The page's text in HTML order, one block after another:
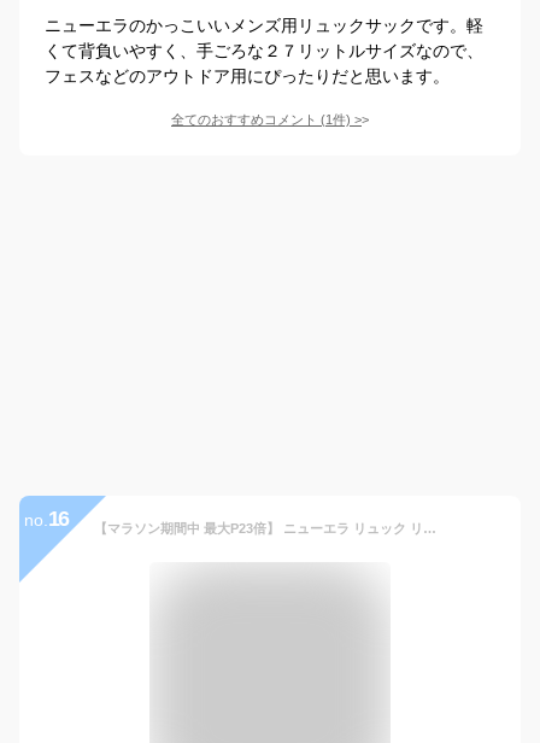
ニューエラのかっこいいメンズ用リュックサックです。軽
くて背負いやすく、手ごろな２７リットルサイズなので、
フェスなどのアウトドア用にぴったりだと思います。
全てのおすすめコメント (1件) >
no. 16 【マラソン期間中 最大P23倍】 ニューエラ リュック リュックサック NEWERA バッグ デイパック 31L メンズ レディース キッズ P10倍 送料無料 あす楽 誕生日プレゼント ギフト ラッピング無料 大容量 バックパック スポーツバッグ 黒 高校生 おしゃれ カバン 母の日